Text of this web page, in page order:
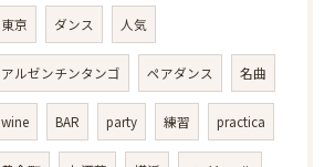
東京 ダンス 人気
アルゼンチンタンゴ ペアダンス 名曲
wine BAR party 練習 practica